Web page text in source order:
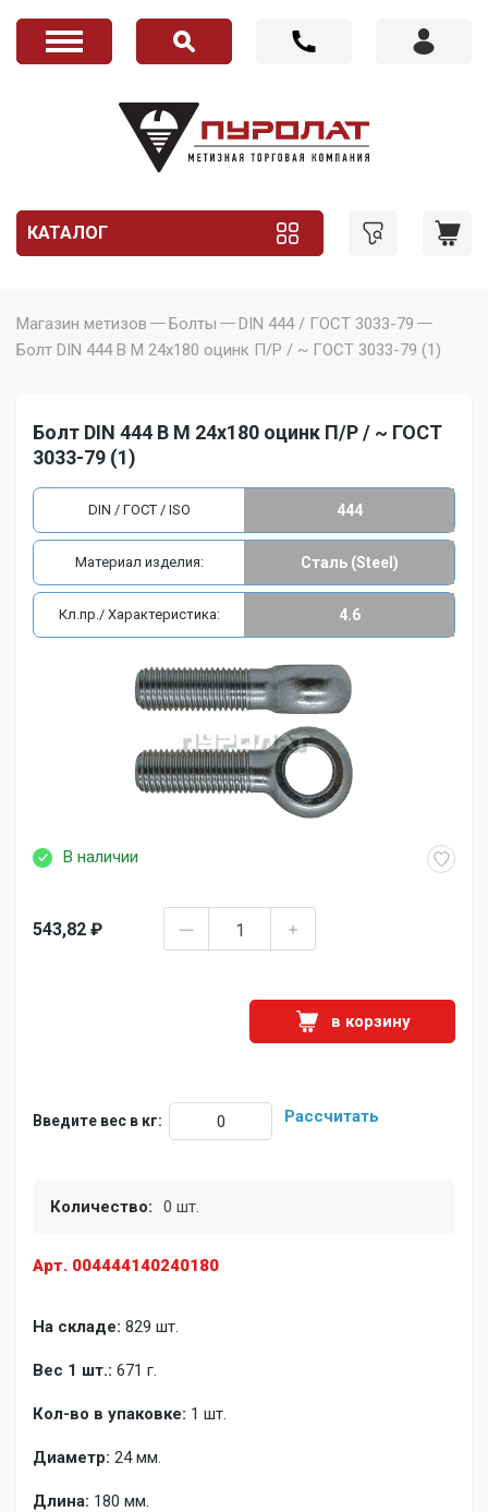
КАТАЛОГ
Магазин метизов Болты
DIN 444 / ГОСТ 3033-79
Болт DIN 444 B M 24x180 оцинк П/Р / ~ ГОСТ 3033-79 (1)
Болт DIN 444 B M 24x180 оцинк П/Р / ~ ГОСТ
3033-79 (1)
Арт. 004444140240180
В наличии
На складе: 829 шт.
Вес 1 шт.: 671 г.
Кол-во в упаковке: 1 шт.
Диаметр: 24 мм.
Длина: 180 мм.
543,82 ₽
в корзину
Введите вес в кг: Рассчитать
Количество: 0 шт.
DIN / ГОСТ / ISO 444
Материал изделия: Сталь (Steel)
Кл.пр./ Характеристика: 4.6